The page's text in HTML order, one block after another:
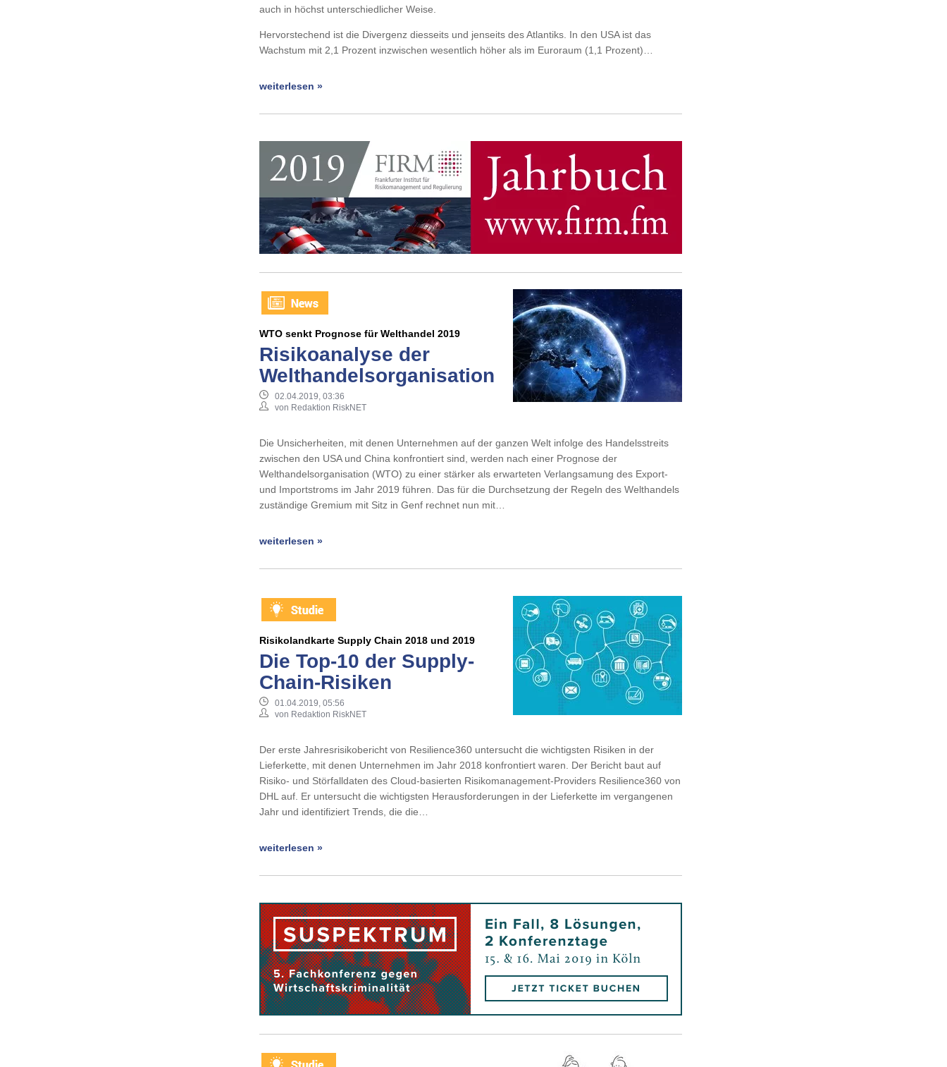
auch in höchst unterschiedlicher Weise.
Hervorstechend ist die Divergenz diesseits und jenseits des Atlantiks. In den USA ist das
Wachstum mit 2,1 Prozent inzwischen wesentlich höher als im Euroraum (1,1 Prozent)…
weiterlesen »
WTO senkt Prognose für Welthandel 2019
Risikoanalyse der
Welthandelsorganisation
02.04.2019, 03:36
von Redaktion RiskNET
Die Unsicherheiten, mit denen Unternehmen auf der ganzen Welt infolge des Handelsstreits
zwischen den USA und China konfrontiert sind, werden nach einer Prognose der
Welthandelsorganisation (WTO) zu einer stärker als erwarteten Verlangsamung des Export-
und Importstroms im Jahr 2019 führen. Das für die Durchsetzung der Regeln des Welthandels
zuständige Gremium mit Sitz in Genf rechnet nun mit…
weiterlesen »
Risikolandkarte Supply Chain 2018 und 2019
Die Top-10 der Supply-
Chain-Risiken
01.04.2019, 05:56
von Redaktion RiskNET
Der erste Jahresrisikobericht von Resilience360 untersucht die wichtigsten Risiken in der
Lieferkette, mit denen Unternehmen im Jahr 2018 konfrontiert waren. Der Bericht baut auf
Risiko- und Störfalldaten des Cloud-basierten Risikomanagement-Providers Resilience360 von
DHL auf. Er untersucht die wichtigsten Herausforderungen in der Lieferkette im vergangenen
Jahr und identifiziert Trends, die die…
weiterlesen »